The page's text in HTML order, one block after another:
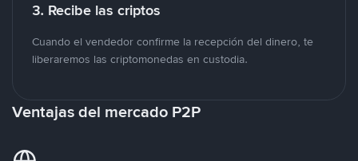
3. Recibe las criptos
Cuando el vendedor confirme la recepción del dinero, te
liberaremos las criptomonedas en custodia.
Ventajas del mercado P2P